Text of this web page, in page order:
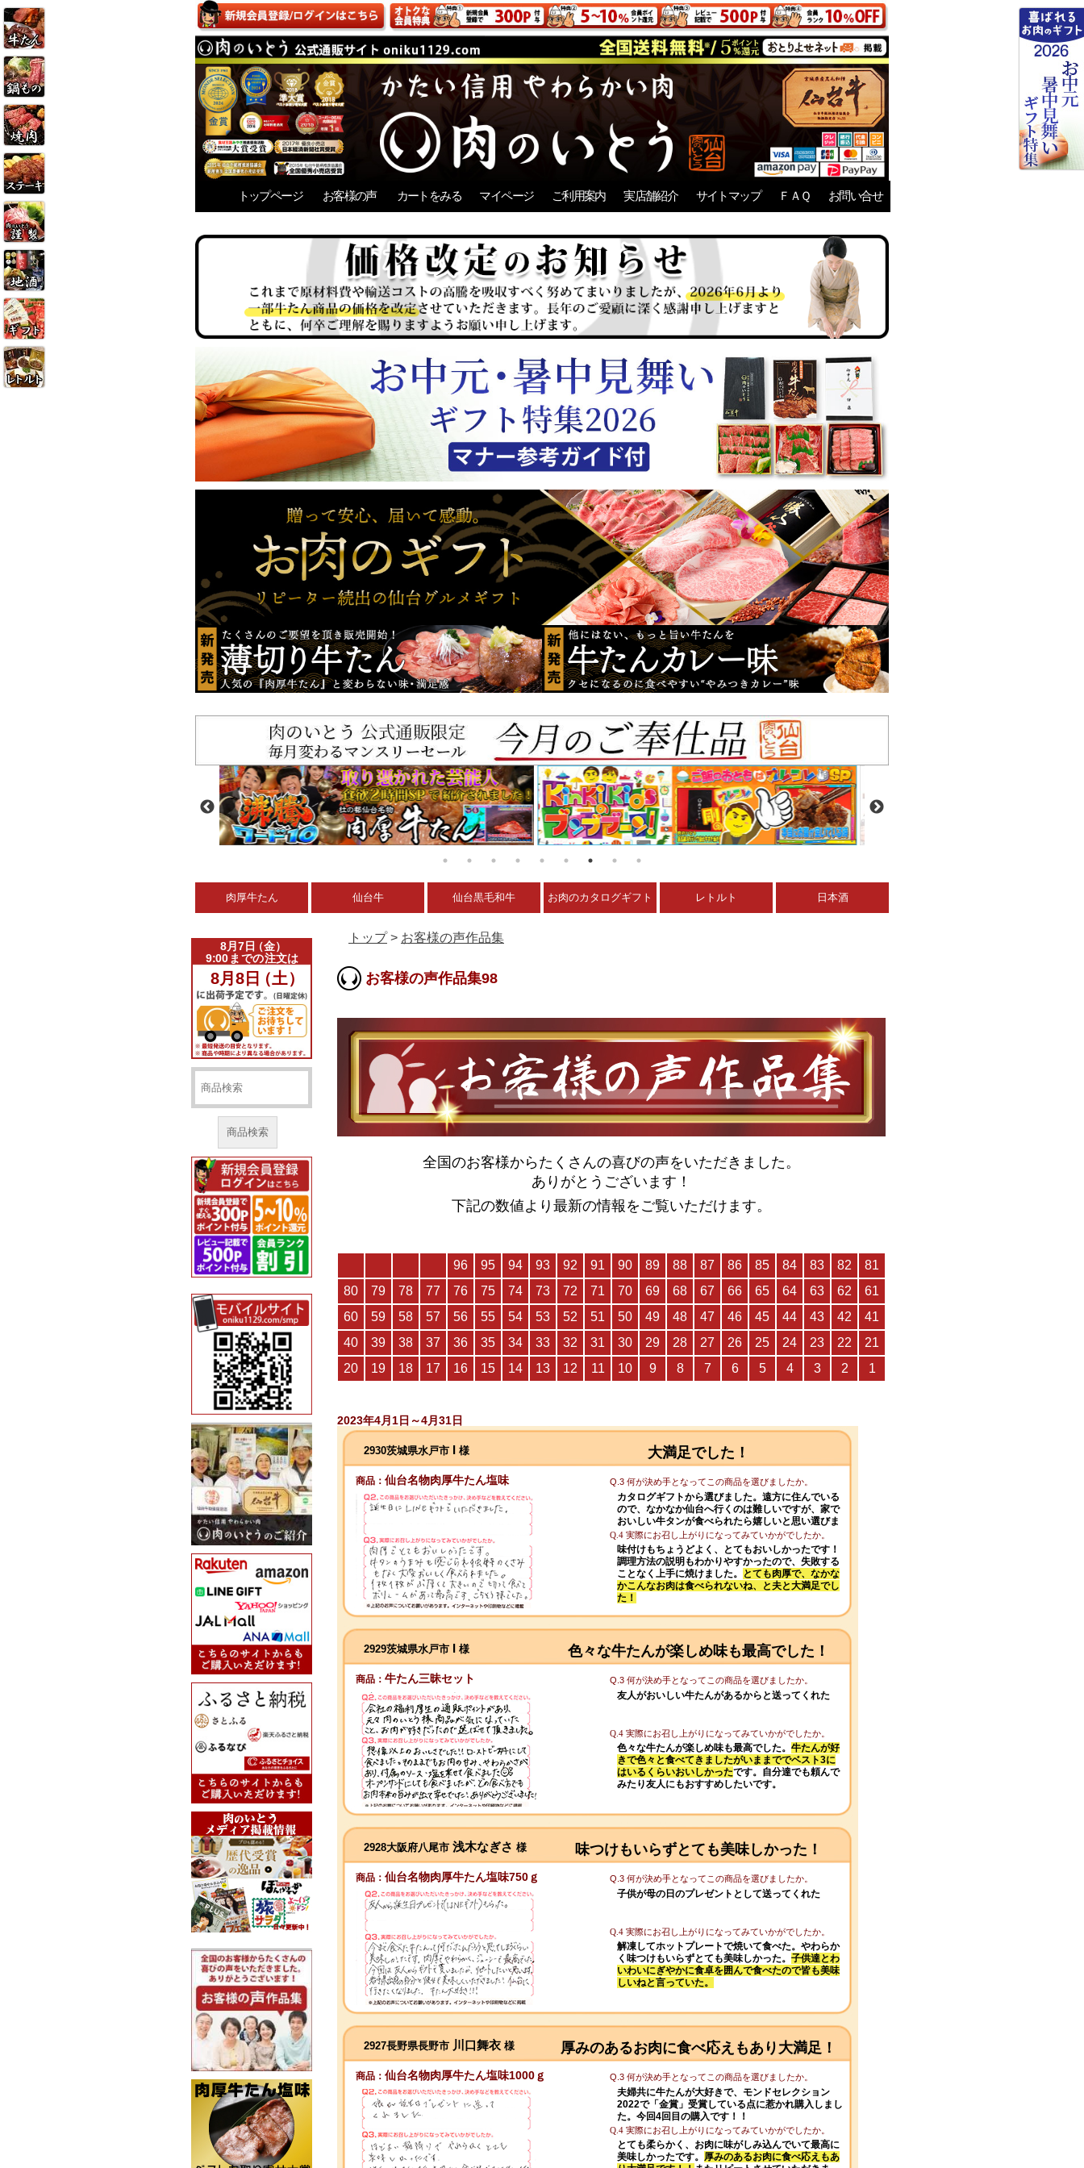
トップページ お客様の声 カートをみる マイページ ご利用案内 実店舗紹介 サイトマップ ＦＡＱ お問い合せ
肉厚牛たん 仙台牛 仙台黒毛和牛 お肉のカタログギフト レトルト 日本酒
商品検索
トップ> お客様の声作品集
お客様の声作品集98
全国のお客様からたくさんの喜びの声をいただきました。
ありがとうございます！
下記の数値より最新の情報をご覧いただけます。
2023年4月1日～4月31日
2930茨城県水戸市 I 様 大満足でした！
商品： 仙台名物肉厚牛たん塩味 Q.3 何が決め手となってこの商品を選びましたか。
カタログギフトから選びました。遠方に住んでいる
ので、なかなか仙台へ行くのは難しいですが、家で
おいしい牛タンが食べられたら嬉しいと思い選びま
した。
Q.4 実際にお召し上がりになってみていかがでしたか。
味付けもちょうどよく、とてもおいしかったです！
調理方法の説明もわかりやすかったので、失敗する
ことなく上手に焼けました。
とても肉厚で、なかな
かこんなお肉は食べられないね、と夫と大満足でし
た！
2929茨城県水戸市 I 様 色々な牛たんが楽しめ味も最高でした！
商品： 牛たん三昧セット Q.3 何が決め手となってこの商品を選びましたか。
友人がおいしい牛たんがあるからと送ってくれた
Q.4 実際にお召し上がりになってみていかがでしたか。
色々な牛たんが楽しめ味も最高でした。 牛たんが好
きで色々と食べてきましたがいままででベスト3に
はいるくらいおいしかったです。自分達でも頼んで
みたり友人にもおすすめしたいです。
2928大阪府八尾市 浅木なぎさ 様 味つけもいらずとても美味しかった！
商品： 仙台名物肉厚牛たん塩味750ｇ Q.3 何が決め手となってこの商品を選びましたか。
子供が母の日のプレゼントとして送ってくれた
Q.4 実際にお召し上がりになってみていかがでしたか。
解凍してホットプレートで焼いて食べた。やわらか
く味つけもいらずとても美味しかった。 子供達とわ
いわいにぎやかに食卓を囲んで食べたので皆も美味
しいねと言っていた。
2927長野県長野市 川口舞衣 様 厚みのあるお肉に食べ応えもあり大満足！
商品： 仙台名物肉厚牛たん塩味1000ｇ Q.3 何が決め手となってこの商品を選びましたか。
夫婦共に牛たんが大好きで、モンドセレクション
2022で「金賞」受賞している点に惹かれ購入しまし
た。今回4回目の購入です！！
Q.4 実際にお召し上がりになってみていかがでしたか。
とても柔らかく、お肉に味がしみ込んでいて最高に
美味しかったです。 厚みのあるお肉に食べ応えもあ